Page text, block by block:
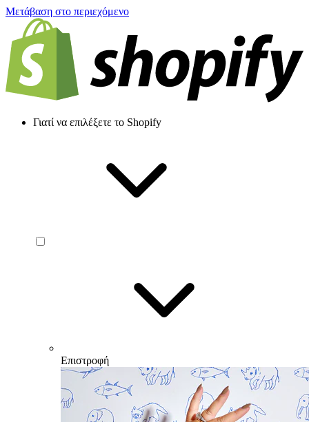
Μετάβαση στο περιεχόμενο
Γιατί να επιλέξετε το Shopify
Επιστροφή